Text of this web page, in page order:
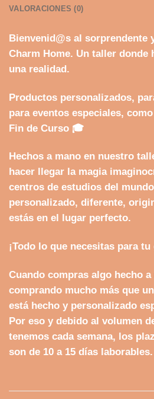
VALORACIONES (0)
Bienvenid@s al sorprendente
Charm Home. Un taller donde
una realidad.
Productos personalizados,
para eventos especiales,
Fin de Curso 🎓
Hechos a mano en nuestro
hacer llegar la magia
centros de estudios del
personalizado, diferente,
estás en el lugar perfecto.
¡Todo lo que necesitas para
Cuando compras algo hecho a
comprando mucho más que
está hecho y personalizado
Por eso y debido al volumen
tenemos cada semana, los
son de 10 a 15 días